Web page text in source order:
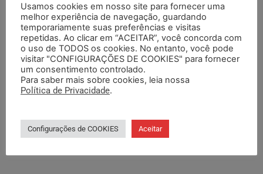
Usamos cookies em nosso site para fornecer uma
melhor experiência de navegação, guardando
temporariamente suas preferências e visitas
repetidas. Ao clicar em “ACEITAR”, você concorda com
o uso de TODOS os cookies. No entanto, você pode
visitar "CONFIGURAÇÕES DE COOKIES" para fornecer
um consentimento controlado.
Para saber mais sobre cookies, leia nossa
Política de Privacidade.
Configurações de COOKIES Aceitar